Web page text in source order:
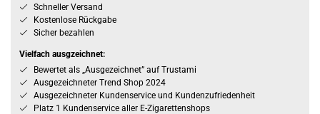
Schneller Versand
Kostenlose Rückgabe
Sicher bezahlen
Vielfach ausgzeichnet:
Bewertet als „Ausgezeichnet” auf Trustami
Ausgezeichneter Trend Shop 2024
Ausgezeichneter Kundenservice und Kundenzufriedenheit
Platz 1 Kundenservice aller E-Zigarettenshops